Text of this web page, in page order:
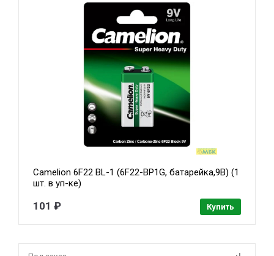
Camelion 6F22 BL-1 (6F22-BP1G, батарейка,9В) (1
шт. в уп-ке)
101 ₽ Купить